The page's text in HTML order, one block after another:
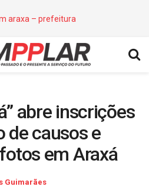
abre inscrições
de causos e
em Araxá
Guimarães